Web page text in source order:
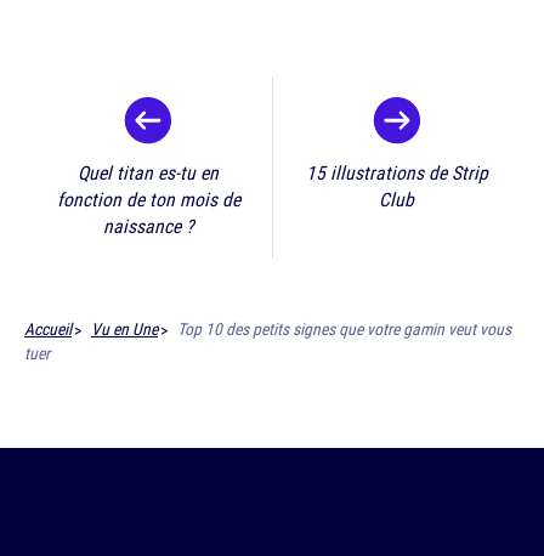
Quel titan es-tu en
fonction de ton mois de
naissance ?
15 illustrations de Strip
Club
Accueil Vu en Une
Top 10 des petits signes que votre gamin veut vous
tuer